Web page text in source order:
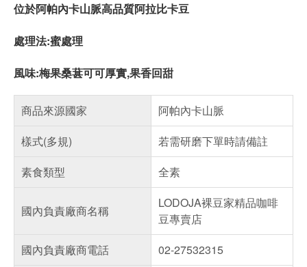
位於阿帕內卡山脈高品質阿拉比卡豆
處理法:蜜處理
風味:梅果桑葚可可厚實,果香回甜
商品來源國家
阿帕內卡山脈
樣式(多規)
若需研磨下單時請備註
素食類型
全素
國內負責廠商名稱
LODOJA裸豆家精品咖啡
豆專賣店
國內負責廠商電話
02-27532315